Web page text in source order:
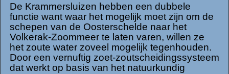
De Krammersluizen hebben een dubbele
functie want waar het mogelijk moet zijn om de
schepen van de Oosterschelde naar het
Volkerak-Zoommeer te laten varen, willen ze
het zoute water zoveel mogelijk tegenhouden.
Door een vernuftig zoet-zoutscheidingssysteem
dat werkt op basis van het natuurkundig